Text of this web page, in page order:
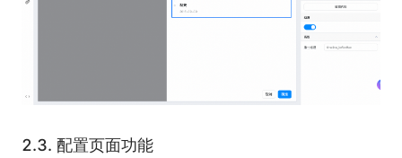
2.3. 配置页面功能